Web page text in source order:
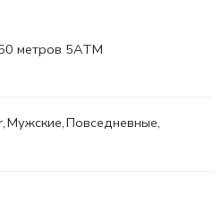
метров 5ATM
,Мужские,Повседневные,